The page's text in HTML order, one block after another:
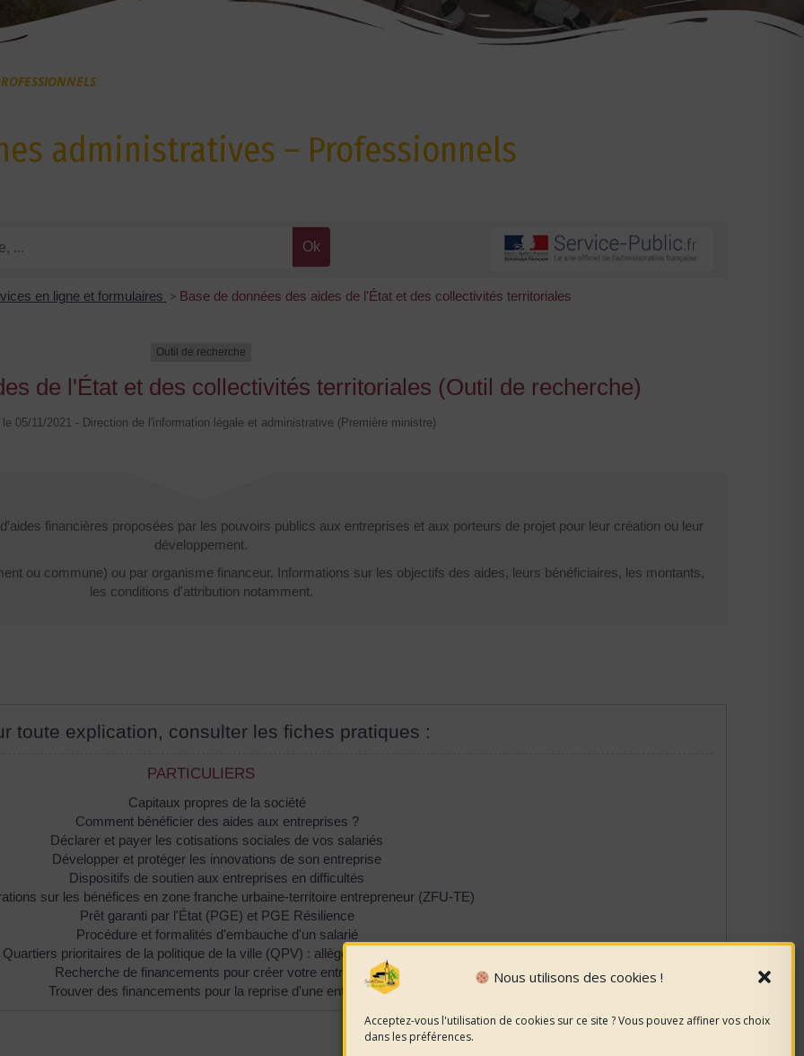
Nous utilisons des cookies !
Acceptez-vous l'utilisation de cookies sur ce site ? Vous pouvez affiner vos choix
dans les préférences.
administratives – Professionnels
en ligne et formulaires > Base de données des aides de l'État et des collectivités territoriales
Outil de recherche
de l'État et des collectivités territoriales (Outil de recherche)
05/11/2021 - Direction de l'information légale et administrative (Première ministre)
financières proposées par les pouvoirs publics aux entreprises et aux porteurs de projet pour leur création ou leur
développement.
ou commune) ou par organisme financeur. Informations sur les objectifs des aides, leurs bénéficiaires, les montants,
les conditions d'attribution notamment.
toute explication, consulter les fiches pratiques :
PARTICULIERS
Capitaux propres de la société
Comment bénéficier des aides aux entreprises ?
Déclarer et payer les cotisations sociales de vos salariés
Développer et protéger les innovations de son entreprise
Dispositifs de soutien aux entreprises en difficultés
sur les bénéfices en zone franche urbaine-territoire entrepreneur (ZFU-TE)
Prêt garanti par l'État (PGE) et PGE Résilience
Procédure et formalités d'embauche d'un salarié
Quartiers prioritaires de la politique de la ville (QPV) : allègements fiscaux
Recherche de financements pour créer votre entreprise
Trouver des financements pour la reprise d'une entreprise